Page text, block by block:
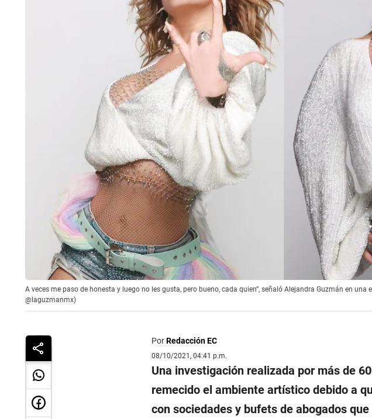
A veces me paso de honesta y luego no les gusta, pero bueno, cada quien”, señaló Alejandra Guzmán en
@laguzmanmx)
PorRedacción EC
08/10/2021, 04:41 p.m.
Una investigación realizada por más de
remecido el ambiente artístico debido a
con sociedades y bufets de abogados